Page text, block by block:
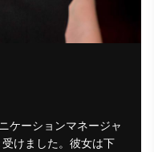
ケーションマネージャ
けました。彼女は下